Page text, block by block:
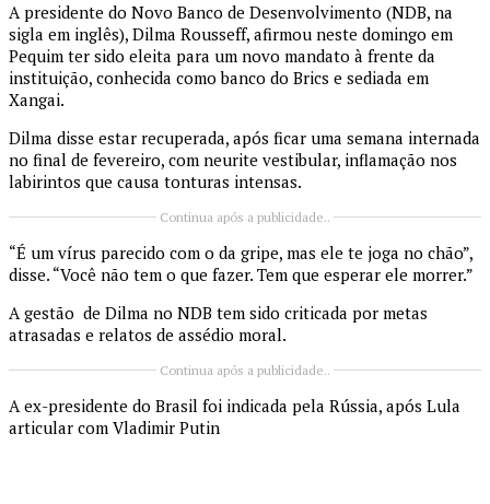
A presidente do Novo Banco de Desenvolvimento (NDB, na
sigla em inglês), Dilma Rousseff, afirmou neste domingo em
Pequim ter sido eleita para um novo mandato à frente da
instituição, conhecida como banco do Brics e sediada em
Xangai.
Dilma disse estar recuperada, após ficar uma semana internada
no final de fevereiro, com neurite vestibular, inflamação nos
labirintos que causa tonturas intensas.
Continua após a publicidade..
“É um vírus parecido com o da gripe, mas ele te joga no chão”,
disse. “Você não tem o que fazer. Tem que esperar ele morrer.”
A gestão de Dilma no NDB tem sido criticada por metas
atrasadas e relatos de assédio moral.
Continua após a publicidade..
A ex-presidente do Brasil foi indicada pela Rússia, após Lula
articular com Vladimir Putin